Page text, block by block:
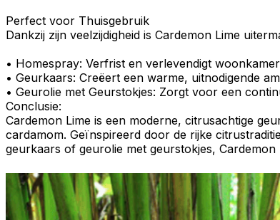
Perfect voor Thuisgebruik
Dankzij zijn veelzijdigheid is Cardemon Lime
• Homespray: Verfrist en verlevendigt
• Geurkaars: Creëert een warme, uitnodigende
• Geurolie met Geurstokjes: Zorgt voor een
Conclusie:
Cardemon Lime is een moderne, citrusachtige
cardamom. Geïnspireerd door de rijke
geurkaars of geurolie met geurstokjes,